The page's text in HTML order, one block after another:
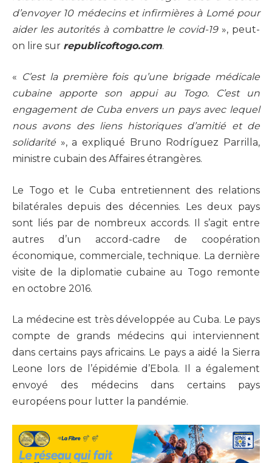
d’envoyer 10 médecins et infirmières à Lomé pour
aider les autorités à combattre le covid-19», peut-
on lire sur republicoftogo.com.
« C’est la première fois qu’une brigade médicale
cubaine apporte son appui au Togo. C’est un
engagement de Cuba envers un pays avec lequel
nous avons des liens historiques d’amitié et de
solidarité », a expliqué Bruno Rodríguez Parrilla,
ministre cubain des Affaires étrangères.
Le Togo et le Cuba entretiennent des relations
bilatérales depuis des décennies. Les deux pays
sont liés par de nombreux accords. Il s’agit entre
autres d’un accord-cadre de coopération
économique, commerciale, technique. La dernière
visite de la diplomatie cubaine au Togo remonte
en octobre 2016.
La médecine est très développée au Cuba. Le pays
compte de grands médecins qui interviennent
dans certains pays africains. Le pays a aidé la Sierra
Leone lors de l’épidémie d’Ebola. Il a également
envoyé des médecins dans certains pays
européens pour lutter la pandémie.